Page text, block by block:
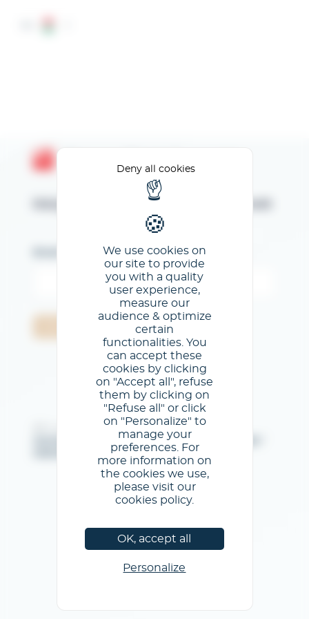
Kérjük, adja meg az e-mail címét
@GL events - Tous droits réservés
az Általános Szertődési Feltételeket
Adatvédelmi szabályzat /Cookie szabályzat
We use cookies on
our site to provide
you with a quality
user experience,
measure our
audience & optimize
certain
functionalities. You
can accept these
cookies by clicking
on "Accept all", refuse
them by clicking on
"Refuse all" or click
on "Personalize" to
manage your
preferences. For
more information on
the cookies we use,
please visit our
cookies policy.
OK, accept all
Deny all cookies
Personalize